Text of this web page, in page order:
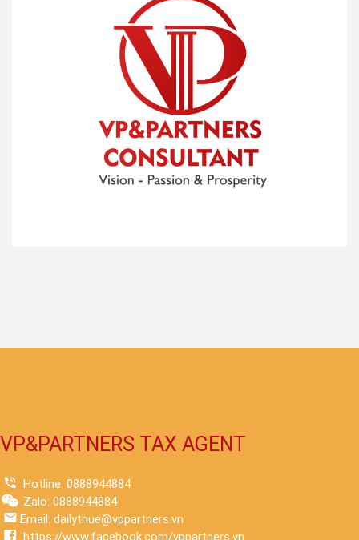
VP&PARTNERS TAX AGENT
Hotline: 0888944884
Zalo: 0888944884
Email: dailythue@vppartners.vn
https://www.facebook.com/vppartners.vn